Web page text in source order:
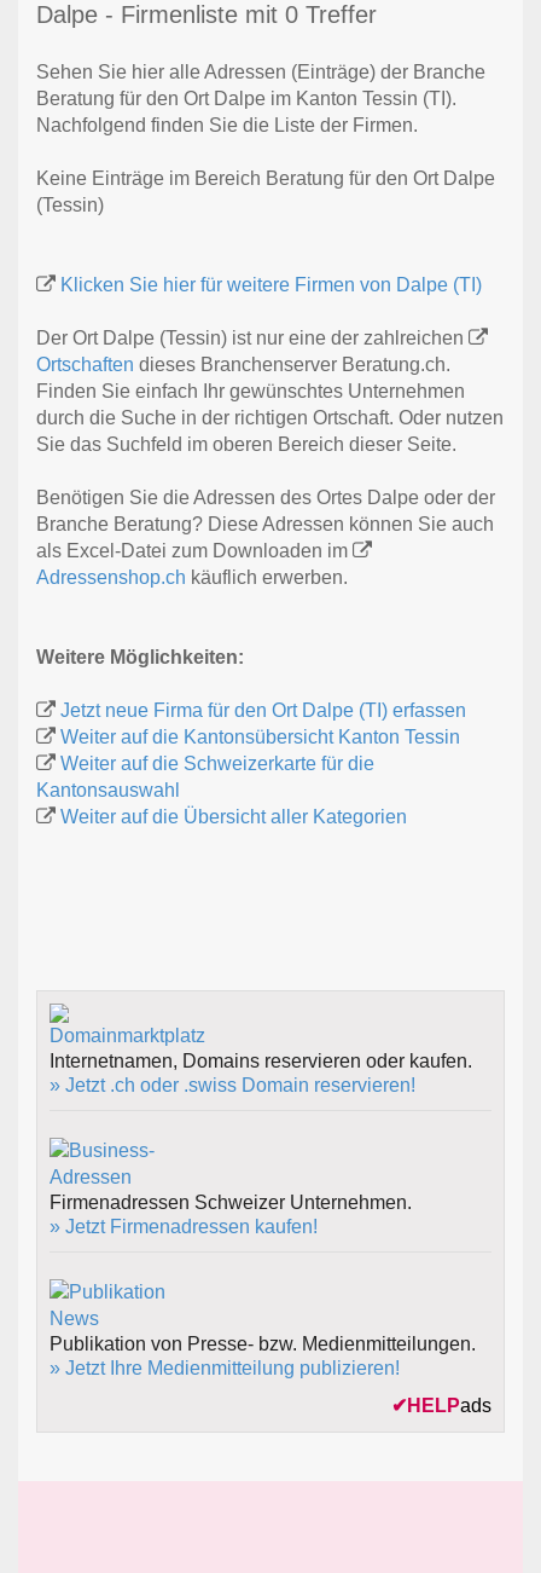
Dalpe - Firmenliste mit 0 Treffer
Sehen Sie hier alle Adressen (Einträge) der Branche
Beratung für den Ort Dalpe im Kanton Tessin (TI).
Nachfolgend finden Sie die Liste der Firmen.
Keine Einträge im Bereich Beratung für den Ort Dalpe
(Tessin)
Klicken Sie hier für weitere Firmen von Dalpe (TI)
Der Ort Dalpe (Tessin) ist nur eine der zahlreichen
Ortschaften dieses Branchenserver Beratung.ch.
Finden Sie einfach Ihr gewünschtes Unternehmen
durch die Suche in der richtigen Ortschaft. Oder nutzen
Sie das Suchfeld im oberen Bereich dieser Seite.
Benötigen Sie die Adressen des Ortes Dalpe oder der
Branche Beratung? Diese Adressen können Sie auch
als Excel-Datei zum Downloaden im
Adressenshop.ch käuflich erwerben.
Weitere Möglichkeiten:
Jetzt neue Firma für den Ort Dalpe (TI) erfassen
Weiter auf die Kantonsübersicht Kanton Tessin
Weiter auf die Schweizerkarte für die
Kantonsauswahl
Weiter auf die Übersicht aller Kategorien
Internetnamen, Domains reservieren oder kaufen.
» Jetzt .ch oder .swiss Domain reservieren!
Firmenadressen Schweizer Unternehmen.
» Jetzt Firmenadressen kaufen!
Publikation von Presse- bzw. Medienmitteilungen.
» Jetzt Ihre Medienmitteilung publizieren!
✔ HELPads